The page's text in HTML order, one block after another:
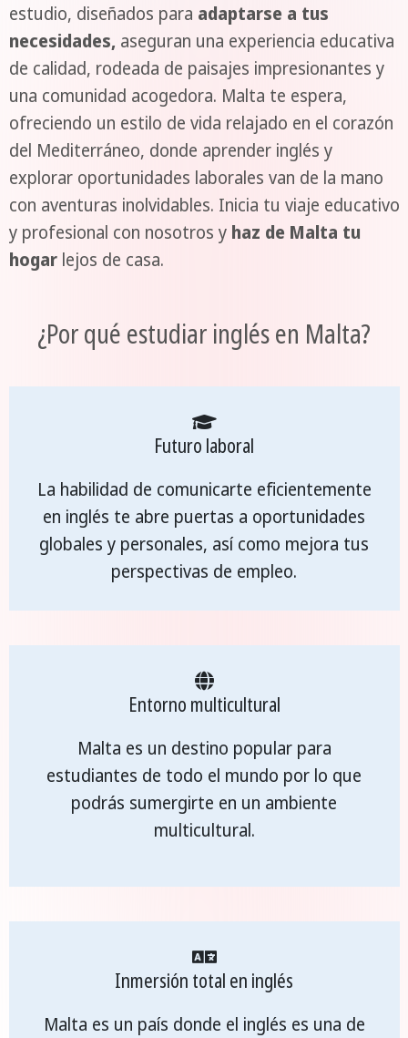
estudio, diseñados para adaptarse a tus
necesidades, aseguran una experiencia educativa
de calidad, rodeada de paisajes impresionantes y
una comunidad acogedora. Malta te espera,
ofreciendo un estilo de vida relajado en el corazón
del Mediterráneo, donde aprender inglés y
explorar oportunidades laborales van de la mano
con aventuras inolvidables. Inicia tu viaje educativo
y profesional con nosotros y haz de Malta tu
hogarlejos de casa.
¿Por qué estudiar inglés en Malta?
Futuro laboral
La habilidad de comunicarte eficientemente
en inglés te abre puertas a oportunidades
globales y personales, así como mejora tus
perspectivas de empleo.
Entorno multicultural
Malta es un destino popular para
estudiantes de todo el mundo por lo que
podrás sumergirte en un ambiente
multicultural.
Inmersión total en inglés
Malta es un país donde el inglés es una de